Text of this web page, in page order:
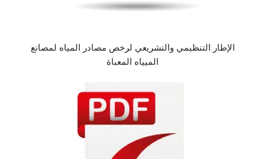
الإطار التنظيمي والتشريعي لرخص مصادر المياه لمصانع
الميياه المعباة